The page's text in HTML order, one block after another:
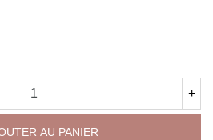
+
AU PANIER